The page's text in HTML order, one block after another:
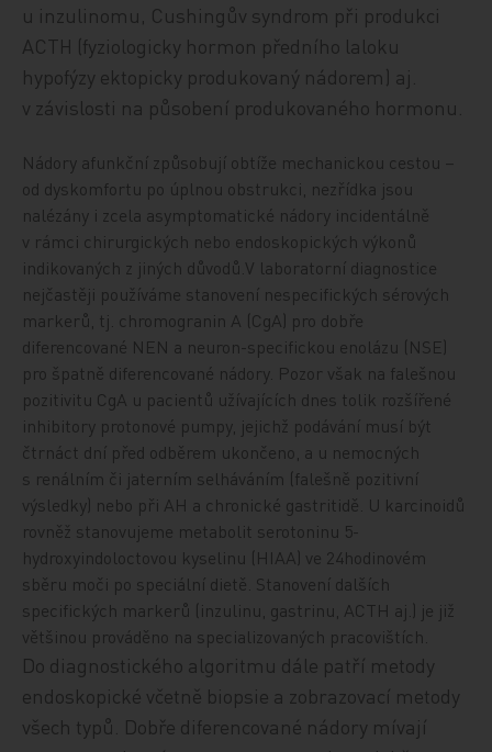
u inzulinomu, Cushingův syndrom při produkci
ACTH (fyziologicky hormon předního laloku
hypofýzy ektopicky produkovaný nádorem) aj.
v závislosti na působení produkovaného hormonu.
Nádory afunkční způsobují obtíže mechanickou cestou –
od dyskomfortu po úplnou obstrukci, nezřídka jsou
nalézány i zcela asymptomatické nádory incidentálně
v rámci chirurgických nebo endoskopických výkonů
indikovaných z jiných důvodů.V laboratorní diagnostice
nejčastěji používáme stanovení nespecifických sérových
markerů, tj. chromogranin A (CgA) pro dobře
diferencované NEN a neuron-specifickou enolázu (NSE)
pro špatně diferencované nádory. Pozor však na falešnou
pozitivitu CgA u pacientů užívajících dnes tolik rozšířené
inhibitory protonové pumpy, jejichž podávání musí být
čtrnáct dní před odběrem ukončeno, a u nemocných
s renálním či jaterním selháváním (falešně pozitivní
výsledky) nebo při AH a chronické gastritidě. U karcinoidů
rovněž stanovujeme metabolit serotoninu 5-
hydroxyindoloctovou kyselinu (HIAA) ve 24hodinovém
sběru moči po speciální dietě. Stanovení dalších
specifických markerů (inzulinu, gastrinu, ACTH aj.) je již
většinou prováděno na specializovaných pracovištích.
Do diagnostického algoritmu dále patří metody
endoskopické včetně biopsie a zobrazovací metody
všech typů. Dobře diferencované nádory mívají